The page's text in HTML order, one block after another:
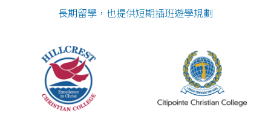
長期留學，也提供短期插班遊學規劃